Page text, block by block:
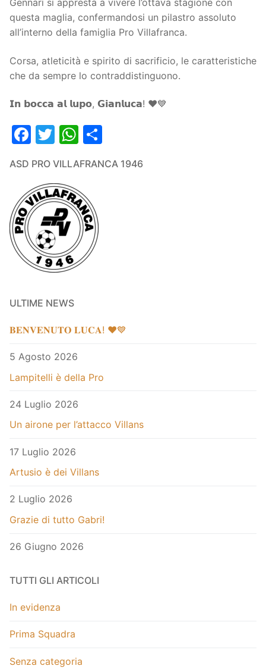
questa maglia, confermandosi un pilastro assoluto
all’interno della famiglia Pro Villafranca.
Corsa, atleticità e spirito di sacrificio, le caratteristiche
che da sempre lo contraddistinguono.
𝗜𝗻 𝗯𝗼𝗰𝗰𝗮 𝗮𝗹 𝗹𝘂𝗽𝗼, 𝗚𝗶𝗮𝗻𝗹𝘂𝗰𝗮! ❤️💙
Facebook
TwitterWhatsApp
ASD PRO VILLAFRANCA 1946
ULTIME NEWS
𝐁𝐄𝐍𝐕𝐄𝐍𝐔𝐓𝐎 𝐋𝐔𝐂𝐀! ❤️💙
5 Agosto 2026
Lampitelli è della Pro
24 Luglio 2026
Un airone per l’attacco Villans
17 Luglio 2026
Artusio è dei Villans
2 Luglio 2026
Grazie di tutto Gabri!
26 Giugno 2026
TUTTI GLI ARTICOLI
In evidenza
Prima Squadra
Senza categoria